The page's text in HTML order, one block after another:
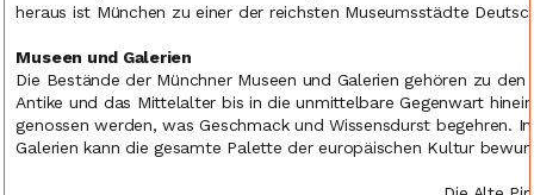
heraus ist München zu einer der reichsten Museumsstädte
Museen und Galerien
Die Bestände der Münchner Museen und Galerien gehören zu
Antike und das Mittelalter bis in die unmittelbare Gegenwart
genossen werden, was Geschmack und Wissensdurst begehren.
Galerien kann die gesamte Palette der europäischen Kultur